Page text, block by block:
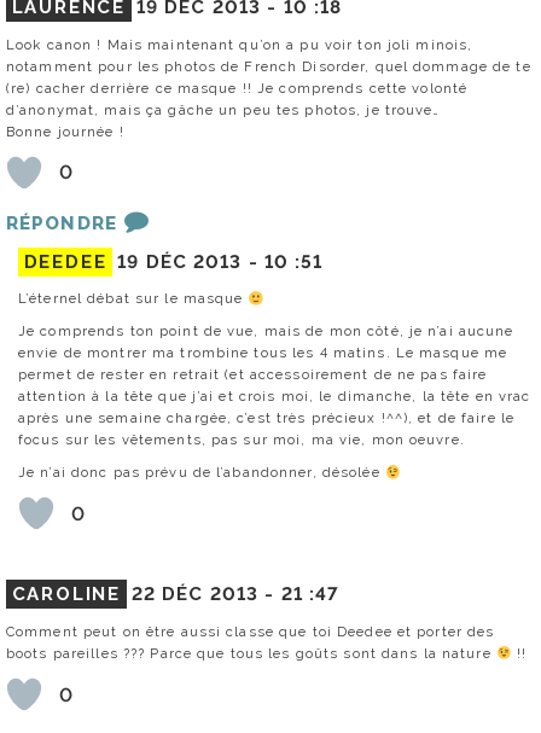
LAURENCE 19 DÉC 2013 - 10 :18
Look canon ! Mais maintenant qu’on a pu voir ton joli minois,
notamment pour les photos de French Disorder, quel dommage de te
(re) cacher derrière ce masque !! Je comprends cette volonté
d’anonymat, mais ça gâche un peu tes photos, je trouve…
Bonne journée !
0
RÉPONDRE
DEEDEE 19 DÉC 2013 - 10 :51
L’éternel débat sur le masque
Je comprends ton point de vue, mais de mon côté, je n’ai aucune
envie de montrer ma trombine tous les 4 matins. Le masque me
permet de rester en retrait (et accessoirement de ne pas faire
attention à la tête que j’ai et crois moi, le dimanche, la tête en vrac
après une semaine chargée, c’est très précieux !^^), et de faire le
focus sur les vêtements, pas sur moi, ma vie, mon oeuvre.
Je n’ai donc pas prévu de l’abandonner, désolée
0
CAROLINE 22 DÉC 2013 - 21 :47
Comment peut on être aussi classe que toi Deedee et porter des
boots pareilles ??? Parce que tous les goûts sont dans la nature
!!
0